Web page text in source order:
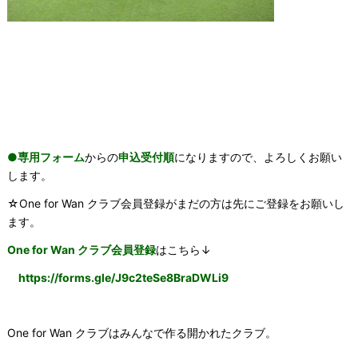
●専用フォームからの申込受付順になりますので、よろしくお願い
します。
☆One for Wan クラブ会員登録がまだの方は先にご登録をお願いし
ます。
One for Wan クラブ会員登録はこちら↓
https://forms.gle/J9c2teSe8BraDWLi9
One for Wan クラブはみんなで作る開かれたクラブ。